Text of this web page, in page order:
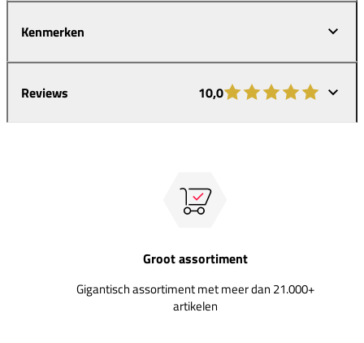
Kenmerken
Reviews 10,0
Groot assortiment
Gigantisch assortiment met meer dan 21.000+
artikelen